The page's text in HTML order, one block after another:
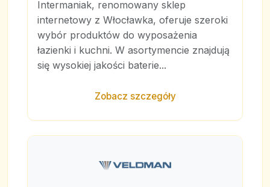
Intermaniak, renomowany sklep
internetowy z Włocławka, oferuje szeroki
wybór produktów do wyposażenia
łazienki i kuchni. W asortymencie znajdują
się wysokiej jakości baterie...
Zobacz szczegóły